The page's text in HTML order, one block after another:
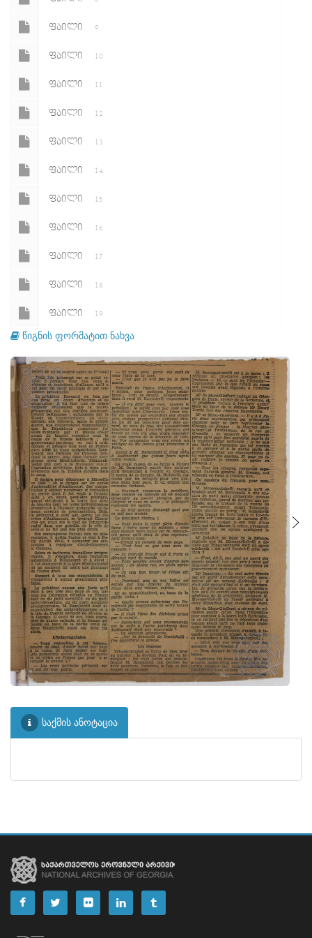
ᲤᲐᲘᲚᲘ 9
ᲤᲐᲘᲚᲘ 10
ᲤᲐᲘᲚᲘ 11
ᲤᲐᲘᲚᲘ 12
ᲤᲐᲘᲚᲘ 13
ᲤᲐᲘᲚᲘ 14
ᲤᲐᲘᲚᲘ 15
ᲤᲐᲘᲚᲘ 16
ᲤᲐᲘᲚᲘ 17
ᲤᲐᲘᲚᲘ 18
ᲤᲐᲘᲚᲘ 19
ᲤᲐᲘᲚᲘ 20
ᲤᲐᲘᲚᲘ 21
ᲤᲐᲘᲚᲘ 22
ᲤᲐᲘᲚᲘ 23
ᲤᲐᲘᲚᲘ 24
ᲤᲐᲘᲚᲘ 25
ᲤᲐᲘᲚᲘ 26
ᲤᲐᲘᲚᲘ 27
ᲤᲐᲘᲚᲘ 28
ᲤᲐᲘᲚᲘ 29
ᲤᲐᲘᲚᲘ 30
ᲤᲐᲘᲚᲘ 31
ᲤᲐᲘᲚᲘ 32
წიგნის ფორმატით ნახვა
საქმის ანოტაცია